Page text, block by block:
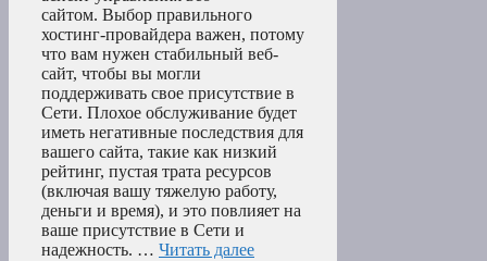
сайтом. Выбор правильного
хостинг-провайдера важен, потому
что вам нужен стабильный веб-
сайт, чтобы вы могли
поддерживать свое присутствие в
Сети. Плохое обслуживание будет
иметь негативные последствия для
вашего сайта, такие как низкий
рейтинг, пустая трата ресурсов
(включая вашу тяжелую работу,
деньги и время), и это повлияет на
ваше присутствие в Сети и
надежность. … Читать далее